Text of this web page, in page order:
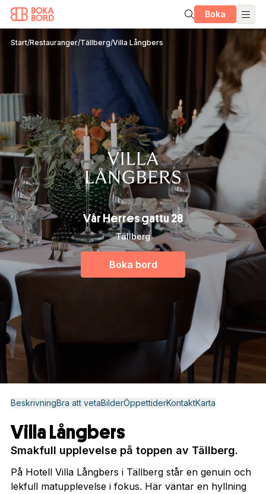
Boka
Start/Restauranger/Tällberg/Villa Långbers
Vår Herres gattu 28
Tällberg
Boka bord
BeskrivningBra att vetaBilderÖppettiderKontaktKarta
Villa Långbers
Smakfull upplevelse på toppen av Tällberg.
På Hotell Villa Långbers i Tällberg står en genuin och
lekfull matupplevelse i fokus. Här väntar en hyllning